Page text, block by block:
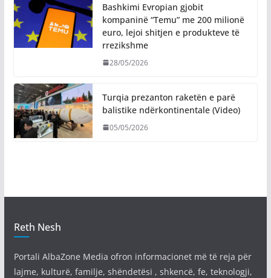
Bashkimi Evropian gjobit
kompaninë “Temu” me 200 milionë
euro, lejoi shitjen e produkteve të
rrezikshme
28/05/2026
Turqia prezanton raketën e parë
balistike ndërkontinentale (Video)
05/05/2026
Reth Nesh
Portali AlbaZone Media ofron informacionet më të reja për
lajme, kulturë, familje, shëndetësi , shkencë, fe, teknologji,